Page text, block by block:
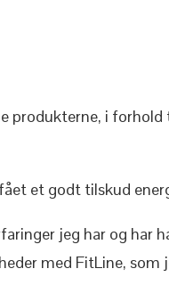
i
et godt tilskud
jeg har og har
med FitLine, som